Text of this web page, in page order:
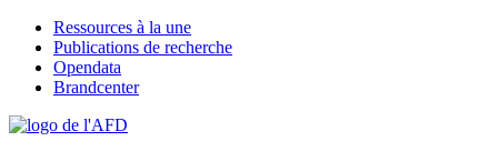
Ressources à la une
Publications de recherche
Opendata
Brandcenter